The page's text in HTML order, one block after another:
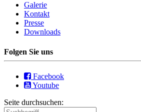
Galerie
Kontakt
Presse
Downloads
Folgen Sie uns
Facebook
Youtube
Seite durchsuchen: